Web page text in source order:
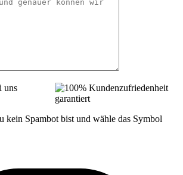
kein Spambot bist und wähle das Symbol